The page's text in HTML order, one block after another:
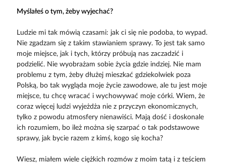
Myślałeś o tym, żeby wyjechać?
Ludzie mi tak mówią czasami: jak ci się nie podoba, to wypad.
Nie zgadzam się z takim stawianiem sprawy. To jest tak samo
moje miejsce, jak i tych, którzy próbują nas zaczadzić i
podzielić. Nie wyobrażam sobie życia gdzie indziej. Nie mam
problemu z tym, żeby dłużej mieszkać gdziekolwiek poza
Polską, bo tak wygląda moje życie zawodowe, ale tu jest moje
miejsce, tu chcę wracać i wychowywać moje córki. Wiem, że
coraz więcej ludzi wyjeżdża nie z przyczyn ekonomicznych,
tylko z powodu atmosfery nienawiści. Mają dość i doskonale
ich rozumiem, bo ileż można się szarpać o tak podstawowe
sprawy, jak bycie razem z kimś, kogo się kocha?
Wiesz, miałem wiele ciężkich rozmów z moim tatą i z teściem